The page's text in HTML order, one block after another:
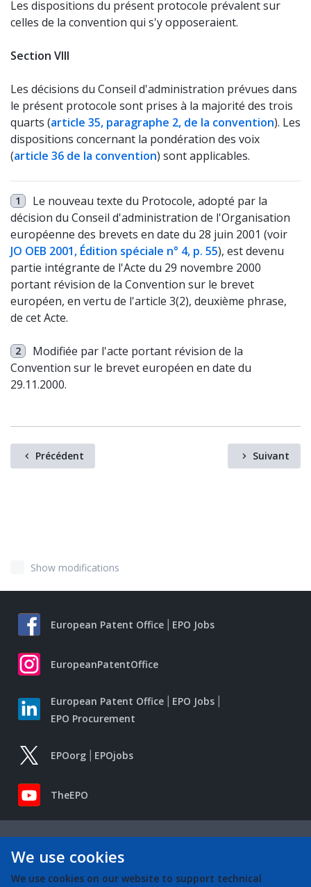
Les dispositions du présent protocole prévalent sur
celles de la convention qui s'y opposeraient.
Section VIII
Les décisions du Conseil d'administration prévues dans
le présent protocole sont prises à la majorité des trois
quarts (article 35, paragraphe 2, de la convention). Les
dispositions concernant la pondération des voix
(article 36 de la convention) sont applicables.
1
Le nouveau texte du Protocole, adopté par la
décision du Conseil d'administration de l'Organisation
européenne des brevets en date du 28 juin 2001 (voir
JO OEB 2001, Édition spéciale n° 4, p. 55), est devenu
partie intégrante de l'Acte du 29 novembre 2000
portant révision de la Convention sur le brevet
européen, en vertu de l'article 3(2), deuxième phrase,
de cet Acte.
2
Modifiée par l'acte portant révision de la
Convention sur le brevet européen en date du
29.11.2000.
Précédent Suivant
Show modifications
European Patent Office EPO Jobs
EuropeanPatentOffice
European Patent Office
EPO Jobs
EPO Procurement
EPOorg EPOjobs
TheEPO
We use cookies
We use cookies on our website to support technical